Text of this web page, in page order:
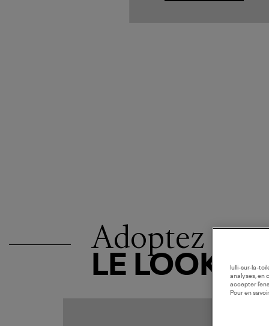
Adoptez
LE LOOK
lulli-sur-la-
analyses, en
accepter
Pour en